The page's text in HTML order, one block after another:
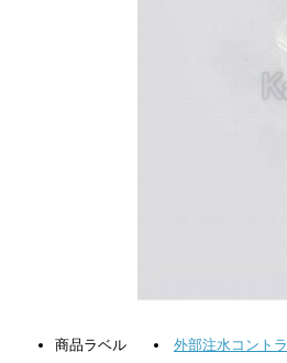
商品ラベル 外部注水コントラ